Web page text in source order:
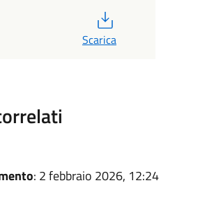
Scarica
: 2 febbraio 2026, 12:24